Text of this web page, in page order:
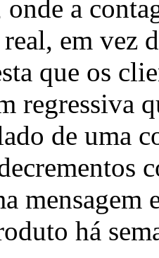
a
real, em
que os
regressiva
de uma
mensagem
há